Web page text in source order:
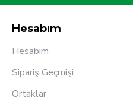
Hesabım
Hesabım
Sipariş Geçmişi
Ortaklar